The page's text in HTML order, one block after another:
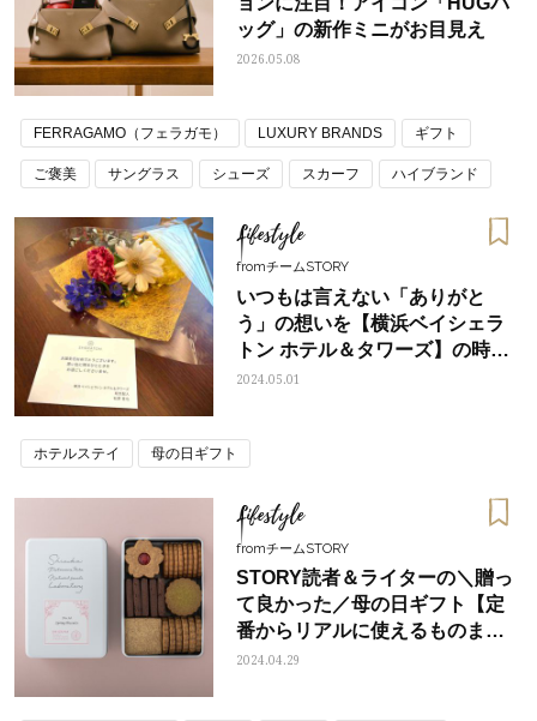
ママとパパに贈る「ジェンダーレ
ス学」
人気の40代髪型・ヘア
タログ
ッグ」の新作ミニがお目見え
2026.05.08
FERRAGAMO（フェラガモ） LUXURY BRANDS ギフト
ご褒美 サングラス シューズ スカーフ ハイブランド
ハンドバッグ ベルト 自分ご褒美
Lifestyle
fromチームSTORY
いつもは言えない「ありがと
う」の想いを【横浜ベイシェラ
トン ホテル＆タワーズ】の時間
とともに母にプレゼントしてみ
2024.05.01
ホテルステイ 母の日ギフト
Lifestyle
fromチームSTORY
STORY読者＆ライターの＼贈っ
て良かった／母の日ギフト【定
番からリアルに使えるものま
で】10選！
2024.04.29